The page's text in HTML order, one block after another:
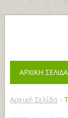
Αρχική Σελίδα
ΑΡΧΙΚΉ ΣΕΛΊΔΑ